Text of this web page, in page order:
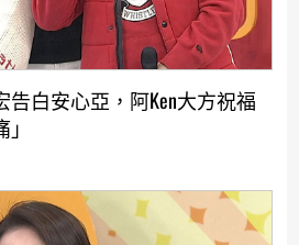
告白安心亞，阿Ken大方祝福